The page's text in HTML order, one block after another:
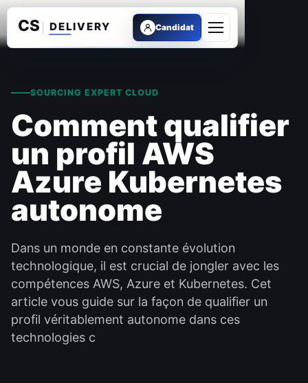
Candidat
Ouvrir le menu
SOURCING EXPERT CLOUD
Comment qualifier
un profil AWS
Azure Kubernetes
autonome
Dans un monde en constante évolution
technologique, il est crucial de jongler avec les
compétences AWS, Azure et Kubernetes. Cet
article vous guide sur la façon de qualifier un
profil véritablement autonome dans ces
technologies c